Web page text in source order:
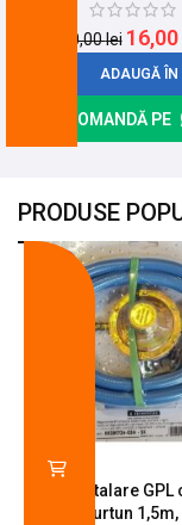
20,00lei 16,00
ADAUGĂ ÎN
COMANDĂ PE
PRODUSE
Kit instalare GPL
butelie, furtun